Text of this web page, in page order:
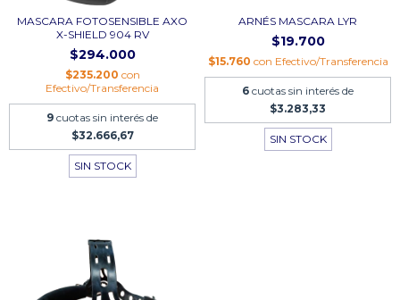
MASCARA FOTOSENSIBLE AXO
X-SHIELD 904 RV
$294.000
$235.200 con
Efectivo/Transferencia
9 cuotas sin interés de
$32.666,67
SIN STOCK
ARNÉS MASCARA LYR
$19.700
$15.760 con Efectivo/Transferencia
6 cuotas sin interés de
$3.283,33
SIN STOCK